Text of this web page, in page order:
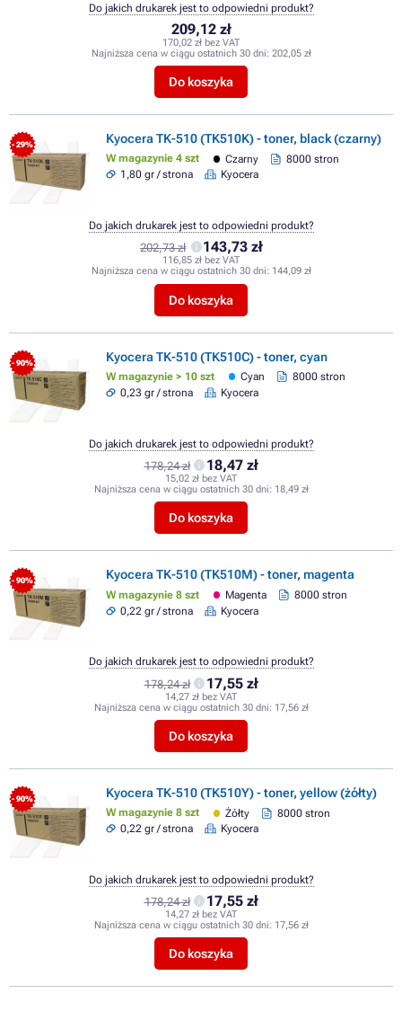
209,12 zł
170,02 zł bez VAT
Najniższa cena w ciągu ostatnich 30 dni: 202,05 zł
Do koszyka
Do jakich drukarek jest to odpowiedni produkt?
- 29% Kyocera TK-510 (TK510K) - toner, black (czarny)
W magazynie 4 szt Czarny
8000 stron
1,80 gr / strona
Kyocera
202,73 zł 143,73 zł
116,85 zł bez VAT
Najniższa cena w ciągu ostatnich 30 dni: 144,09 zł
Do koszyka
Do jakich drukarek jest to odpowiedni produkt?
- 90% Kyocera TK-510 (TK510C) - toner, cyan
W magazynie > 10 szt Cyan
8000 stron
0,23 gr / strona
Kyocera
178,24 zł 18,47 zł
15,02 zł bez VAT
Najniższa cena w ciągu ostatnich 30 dni: 18,49 zł
Do koszyka
Do jakich drukarek jest to odpowiedni produkt?
- 90% Kyocera TK-510 (TK510M) - toner, magenta
W magazynie 8 szt Magenta
8000 stron
0,22 gr / strona
Kyocera
178,24 zł 17,55 zł
14,27 zł bez VAT
Najniższa cena w ciągu ostatnich 30 dni: 17,56 zł
Do koszyka
Do jakich drukarek jest to odpowiedni produkt?
- 90% Kyocera TK-510 (TK510Y) - toner, yellow (żółty)
W magazynie 8 szt Żółty
8000 stron
0,22 gr / strona
Kyocera
178,24 zł 17,55 zł
14,27 zł bez VAT
Najniższa cena w ciągu ostatnich 30 dni: 17,56 zł
Do koszyka
Do jakich drukarek jest to odpowiedni produkt?